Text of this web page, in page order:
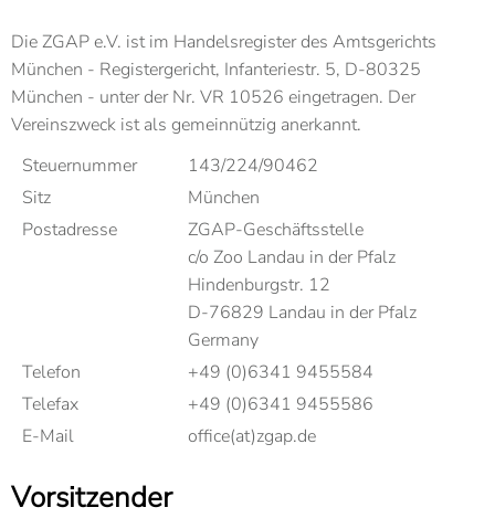
Die ZGAP e.V. ist im Handelsregister des Amtsgerichts
München - Registergericht, Infanteriestr. 5, D-80325
München - unter der Nr. VR 10526 eingetragen. Der
Vereinszweck ist als gemeinnützig anerkannt.
Steuernummer
143/224/90462
Sitz
München
Postadresse
ZGAP-Geschäftsstelle
c/o Zoo Landau in der Pfalz
Hindenburgstr. 12
D-76829 Landau in der Pfalz
Germany
Telefon
+49 (0)6341 9455584
Telefax
+49 (0)6341 9455586
E-Mail
office(at)zgap.de
Vorsitzender